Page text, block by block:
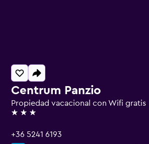
Centrum Panzio
Propiedad vacacional con Wifi gratis
3 estrellas
+36 5241 6193